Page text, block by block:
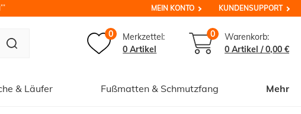
** MEIN KONTO KUNDENSUPPORT
0
Merkzettel:
0 Artikel
0
Warenkorb:
0 Artikel /0,00 €
& Läufer Fußmatten & Schmutzfang Mehr